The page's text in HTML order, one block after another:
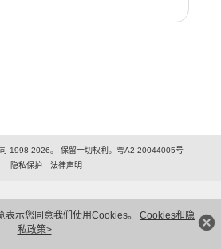
示您同意我们使用Cookies。 Cookies和隐
私政策>
1998-2026。 保留一切权利。粤A2-20044005号
隐私保护
法律声明